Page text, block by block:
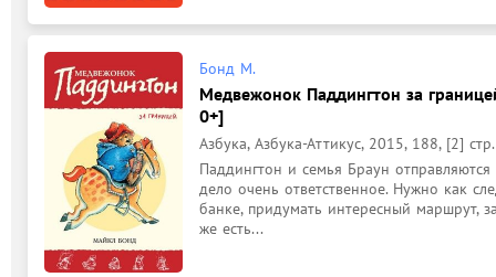
Бонд М.
Медвежонок Паддингтон за
0+]
Азбука, Азбука-Аттикус, 2015, 188, [2] стр.
Паддингтон и семья Браун
дело очень ответственное. Нужно как
банке, придумать интересный маршрут,
же есть...